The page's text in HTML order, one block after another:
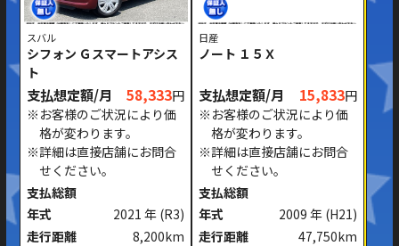
スバル
シフォン Ｇスマートアシス
ト
支払想定額/月 58,333円
※お客様のご状況により価
格が変わります。
※詳細は直接店舗にお問合
せください。
支払総額
年式
2021 年 (R3)
走行距離
8,200km
日産
ノート １５Ｘ
支払想定額/月 15,833円
※お客様のご状況により価
格が変わります。
※詳細は直接店舗にお問合
せください。
支払総額
年式
2009 年 (H21)
走行距離
47,750km